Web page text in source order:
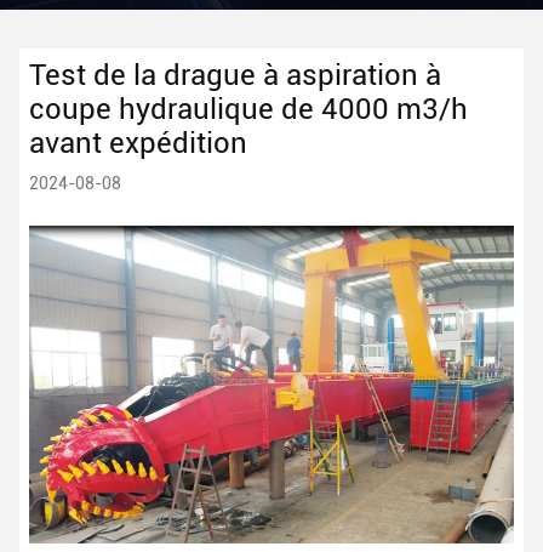
Test de la drague à aspiration à
coupe hydraulique de 4000 m3/h
avant expédition
2024-08-08